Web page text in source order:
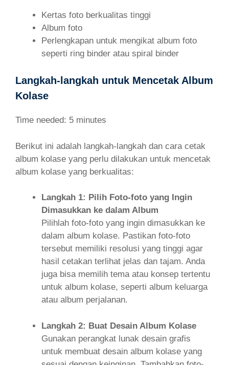
Kertas foto berkualitas tinggi
Album foto
Perlengkapan untuk mengikat album foto
seperti ring binder atau spiral binder
Langkah-langkah untuk Mencetak Album
Kolase
Time needed: 5 minutes
Berikut ini adalah langkah-langkah dan cara cetak
album kolase yang perlu dilakukan untuk mencetak
album kolase yang berkualitas:
Langkah 1: Pilih Foto-foto yang Ingin
Dimasukkan ke dalam Album
Pilihlah foto-foto yang ingin dimasukkan ke
dalam album kolase. Pastikan foto-foto
tersebut memiliki resolusi yang tinggi agar
hasil cetakan terlihat jelas dan tajam. Anda
juga bisa memilih tema atau konsep tertentu
untuk album kolase, seperti album keluarga
atau album perjalanan.
Langkah 2: Buat Desain Album Kolase
Gunakan perangkat lunak desain grafis
untuk membuat desain album kolase yang